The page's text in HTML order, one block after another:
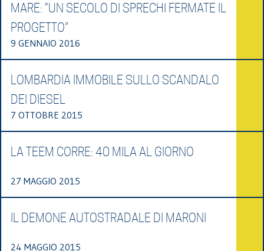
MARE: “UN SECOLO DI SPRECHI FERMATE IL
PROGETTO”
9 GENNAIO 2016
LOMBARDIA IMMOBILE SULLO SCANDALO
DEI DIESEL
7 OTTOBRE 2015
LA TEEM CORRE: 40 MILA AL GIORNO
27 MAGGIO 2015
IL DEMONE AUTOSTRADALE DI MARONI
24 MAGGIO 2015